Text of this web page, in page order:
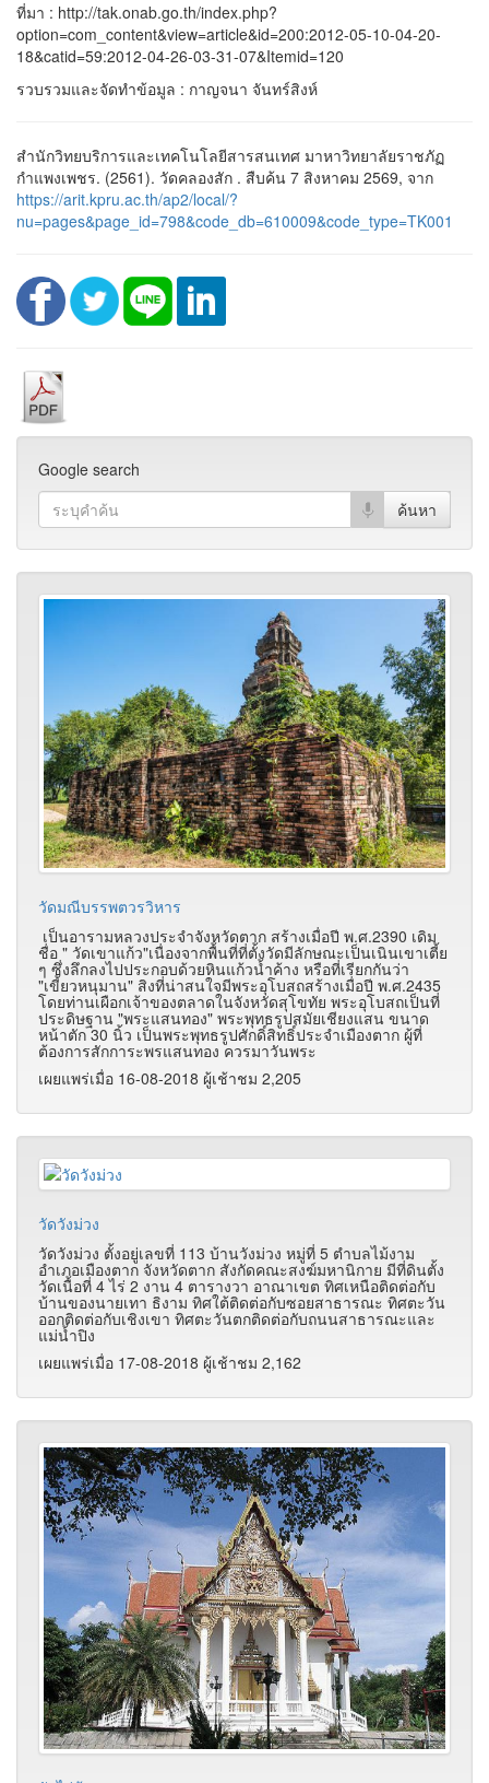
ที่มา : http://tak.onab.go.th/index.php?
option=com_content&view=article&id=200:2012-05-10-04-20-
18&catid=59:2012-04-26-03-31-07&Itemid=120
รวบรวมและจัดทำข้อมูล : กาญจนา จันทร์สิงห์
สำนักวิทยบริการและเทคโนโลยีสารสนเทศ มาหาวิทยาลัยราชภัฏ
กำแพงเพชร. (2561). วัดคลองสัก . สืบค้น 7 สิงหาคม 2569, จาก
https://arit.kpru.ac.th/ap2/local/?
nu=pages&page_id=798&code_db=610009&code_type=TK001
Google search
วัดมณีบรรพตวรวิหาร
เป็นอารามหลวงประจำจังหวัดตาก สร้างเมื่อปี พ.ศ.2390 เดิม
ชื่อ " วัดเขาแก้ว"เนื่องจากพื้นที่ที่ตั้งวัดมีลักษณะเป็นเนินเขาเตี้ย
ๆ ซึ่งลึกลงไปประกอบด้วยหินแก้วน้ำค้าง หรือที่เรียกกันว่า
"เขี้ยวหนุมาน" สิงที่น่าสนใจมีพระอุโบสถสร้างเมื่อปี พ.ศ.2435
โดยท่านเผือกเจ้าของตลาดในจังหวัดสุโขทัย พระอุโบสถเป็นที่
ประดิษฐาน "พระแสนทอง" พระพุทธรูปสมัยเชียงแสน ขนาด
หน้าตัก 30 นิ้ว เป็นพระพุทธรูปศักดิ์สิทธิ์ประจำเมืองตาก ผู้ที่
ต้องการสักการะพรแสนทอง ควรมาวันพระ
เผยแพร่เมื่อ 16-08-2018 ผู้เช้าชม 2,205
วัดวังม่วง
วัดวังม่วง ตั้งอยู่เลขที่ 113 บ้านวังม่วง หมู่ที่ 5 ตำบลไม้งาม
อำเภอเมืองตาก จังหวัดตาก สังกัดคณะสงฆ์มหานิกาย มีที่ดินตั้ง
วัดเนื้อที่ 4 ไร่ 2 งาน 4 ตารางวา อาณาเขต ทิศเหนือติดต่อกับ
บ้านของนายเทา ธิงาม ทิศใต้ติดต่อกับซอยสาธารณะ ทิศตะวัน
ออกติดต่อกับเชิงเขา ทิศตะวันตกติดต่อกับถนนสาธารณะและ
แม่น้ำปิง
เผยแพร่เมื่อ 17-08-2018 ผู้เช้าชม 2,162